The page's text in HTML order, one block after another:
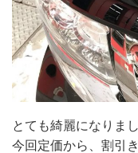
とても綺麗になりまし
今回定価から、割引